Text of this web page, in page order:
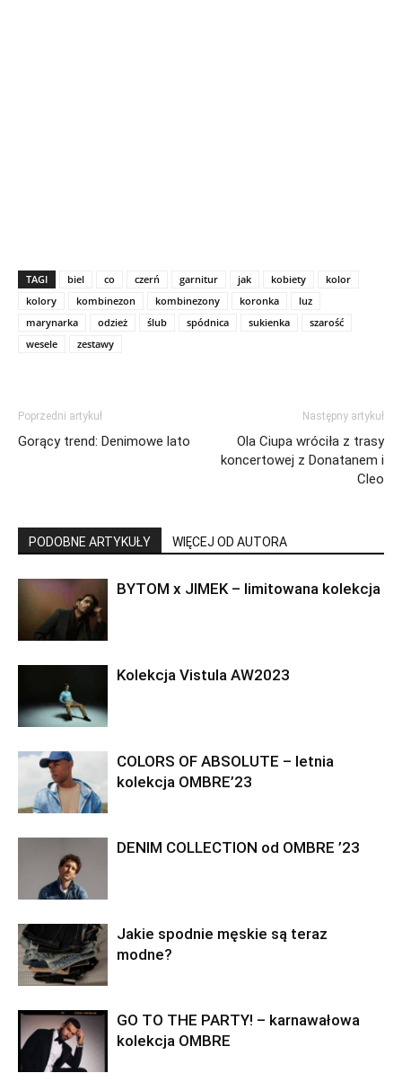
TAGI biel co czerń garnitur jak kobiety
kolor
kolory
kombinezon kombinezony koronka
luz
marynarka
odzież ślub spódnica sukienka
szarość
wesele
zestawy
Poprzedni artykuł
Gorący trend: Denimowe lato
Następny artykuł
Ola Ciupa wróciła z trasy
koncertowej z Donatanem i
Cleo
PODOBNE ARTYKUŁY WIĘCEJ OD AUTORA
BYTOM x JIMEK – limitowana kolekcja
Kolekcja Vistula AW2023
COLORS OF ABSOLUTE – letnia
kolekcja OMBRE’23
DENIM COLLECTION od OMBRE ’23
Jakie spodnie męskie są teraz
modne?
GO TO THE PARTY! – karnawałowa
kolekcja OMBRE